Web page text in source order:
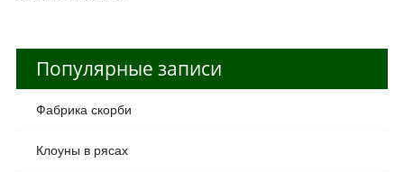
Популярные записи
Фабрика скорби
Клоуны в рясах